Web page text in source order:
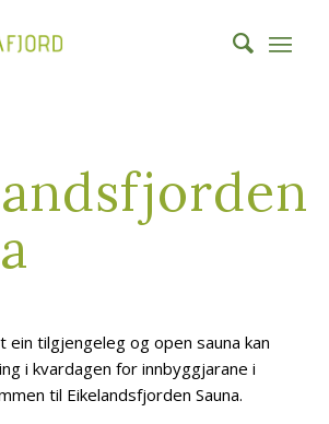
ein tilgjengeleg og open sauna kan
i kvardagen for innbyggjarane i
til Eikelandsfjorden Sauna.